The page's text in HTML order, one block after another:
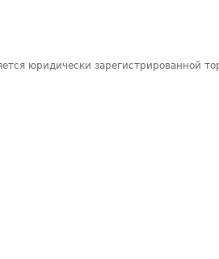
юридически зарегистрированной